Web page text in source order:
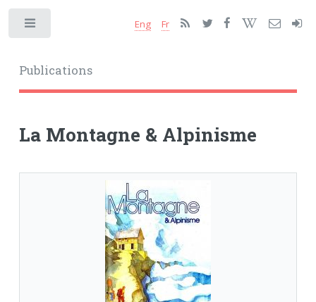
Publications
Eng Fr
La Montagne & Alpinisme